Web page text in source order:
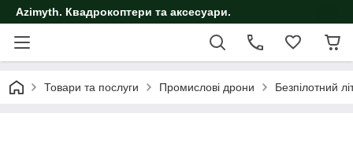
Azimyth. Квадрокоптери та аксесуари.
Товари та послуги Промислові дрони Безпілотний